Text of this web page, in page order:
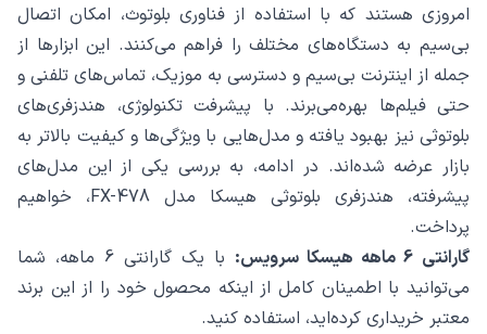
امروزی هستند که با استفاده از فناوری بلوتوث، امکان اتصال
بی‌سیم به دستگاه‌های مختلف را فراهم می‌کنند. این ابزارها از
جمله از اینترنت بی‌سیم و دسترسی به موزیک، تماس‌های تلفنی و
حتی فیلم‌ها بهره‌می‌برند. با پیشرفت تکنولوژی، هندزفری‌های
بلوتوثی نیز بهبود یافته و مدل‌هایی با ویژگی‌ها و کیفیت بالاتر به
بازار عرضه شده‌اند. در ادامه، به بررسی یکی از این مدل‌های
پیشرفته، هندزفری بلوتوثی هیسکا مدل FX-478، خواهیم
پرداخت.
گارانتی 6 ماهه هیسکا سرویس:
با یک گارانتی 6 ماهه، شما
می‌توانید با اطمینان کامل از اینکه محصول خود را از این برند
معتبر خریداری کرده‌اید، استفاده کنید.